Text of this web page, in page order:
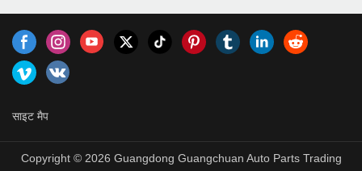
साइट मैप
Copyright © 2026 Guangdong Guangchuan Auto Parts Trading